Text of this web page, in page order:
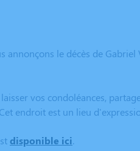
annonçons le décès de
vos condoléances,
endroit est un lieu
disponible ici.